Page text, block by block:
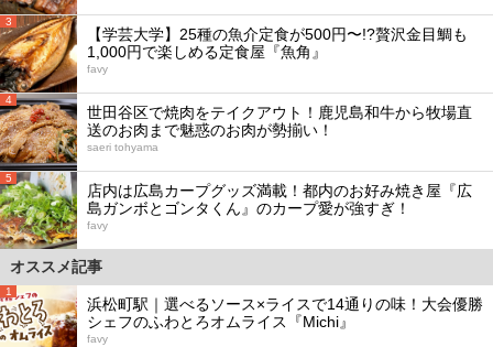
3
【学芸大学】25種の魚介定食が500円〜!?贅沢金目鯛も
1,000円で楽しめる定食屋『魚角』
favy
4
世田谷区で焼肉をテイクアウト！鹿児島和牛から牧場直
送のお肉まで魅惑のお肉が勢揃い！
saeri tohyama
5
店内は広島カープグッズ満載！都内のお好み焼き屋『広
島ガンボとゴンタくん』のカープ愛が強すぎ！
favy
オススメ記事
1
浜松町駅｜選べるソース×ライスで14通りの味！大会優勝
シェフのふわとろオムライス『Michi』
favy